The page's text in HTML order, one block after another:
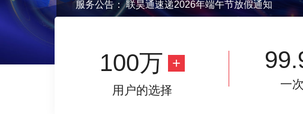
服务公告：联昊通速递2026年端午节放假通知
100万
用户的选择 一